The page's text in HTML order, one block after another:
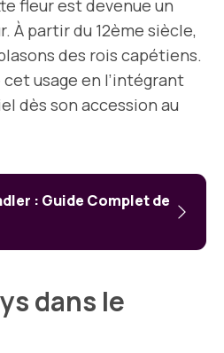
fleur est devenue un
À partir du 12ème siècle,
des rois capétiens.
usage en l’intégrant
dès son accession au
: Guide Complet de
dans le